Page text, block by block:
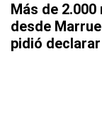
Más de
desde
pidió